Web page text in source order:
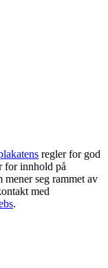
regler for god
for innhold på
mener seg rammet av
med
.